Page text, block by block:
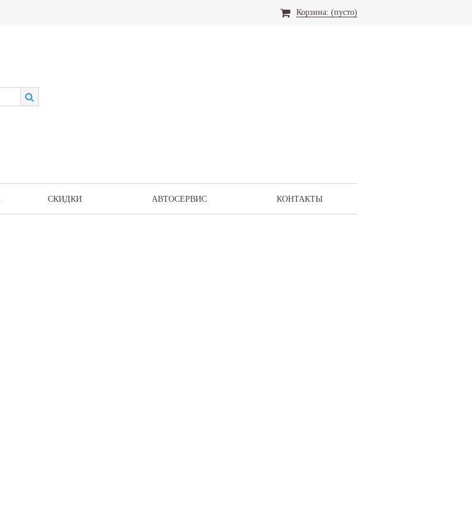
Корзина: (пусто)
СКИДКИ АВТОСЕРВИС КОНТАКТЫ